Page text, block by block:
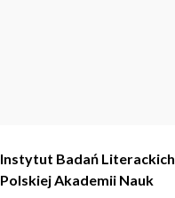
Instytut Badań Literackich
Polskiej Akademii Nauk